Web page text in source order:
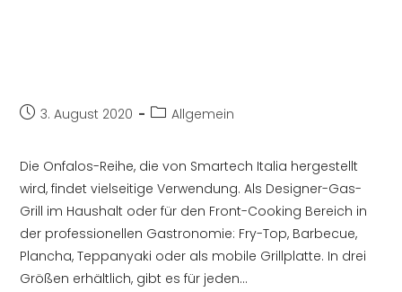
Beitrag3. August 2020
Beitrags-
Allgemein
Die Onfalos-Reihe, die von Smartech Italia hergestellt
wird, findet vielseitige Verwendung. Als Designer-Gas-
Grill im Haushalt oder für den Front-Cooking Bereich in
der professionellen Gastronomie: Fry-Top, Barbecue,
Plancha, Teppanyaki oder als mobile Grillplatte. In drei
Größen erhältlich, gibt es für jeden…